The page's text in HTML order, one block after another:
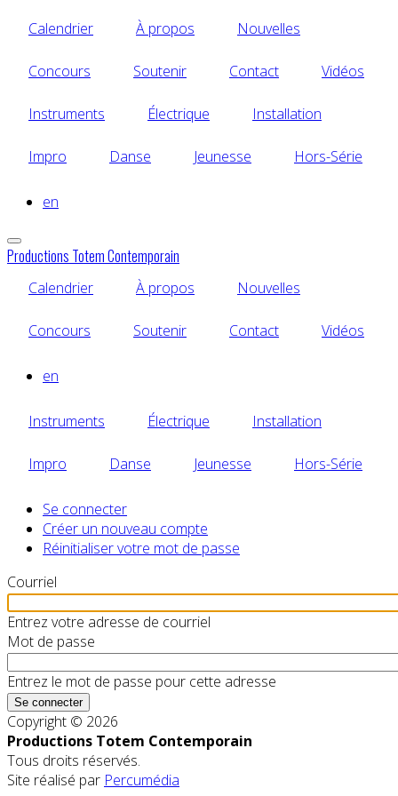
principal
Calendrier À propos Nouvelles
Concours Soutenir Contact Vidéos
Instruments Électrique Installation
Impro Danse Jeunesse Hors-Série
en
Productions Totem Contemporain
Calendrier À propos Nouvelles
Concours Soutenir Contact Vidéos
en
Instruments Électrique Installation
Impro Danse Jeunesse Hors-Série
Primary
Se connecter
Créer un nouveau compte
Réinitialiser votre mot de passe
Courriel
Entrez votre adresse de courriel
Mot de passe
Entrez le mot de passe pour cette adresse
Copyright © 2026
Productions Totem Contemporain
Tous droits réservés.
Site réalisé par Percumédia